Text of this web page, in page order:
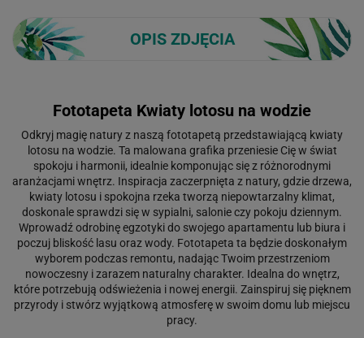
OPIS ZDJĘCIA
Fototapeta Kwiaty lotosu na wodzie
Odkryj magię natury z naszą fototapetą przedstawiającą kwiaty
lotosu na wodzie. Ta malowana grafika przeniesie Cię w świat
spokoju i harmonii, idealnie komponując się z różnorodnymi
aranżacjami wnętrz. Inspiracja zaczerpnięta z natury, gdzie drzewa,
kwiaty lotosu i spokojna rzeka tworzą niepowtarzalny klimat,
doskonale sprawdzi się w sypialni, salonie czy pokoju dziennym.
Wprowadź odrobinę egzotyki do swojego apartamentu lub biura i
poczuj bliskość lasu oraz wody. Fototapeta ta będzie doskonałym
wyborem podczas remontu, nadając Twoim przestrzeniom
nowoczesny i zarazem naturalny charakter. Idealna do wnętrz,
które potrzebują odświeżenia i nowej energii. Zainspiruj się pięknem
przyrody i stwórz wyjątkową atmosferę w swoim domu lub miejscu
pracy.